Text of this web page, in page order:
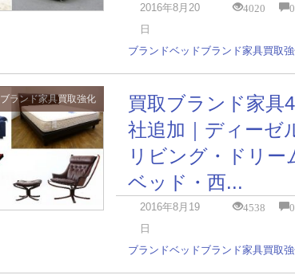
2016年8月20
日
4020 0
ブランドベッドブランド家具買取
ブランド家具買取強化
買取ブランド家具4
社追加｜ディーゼ
リビング・ドリー
ベッド・西...
2016年8月19
日
4538 0
ブランドベッドブランド家具買取